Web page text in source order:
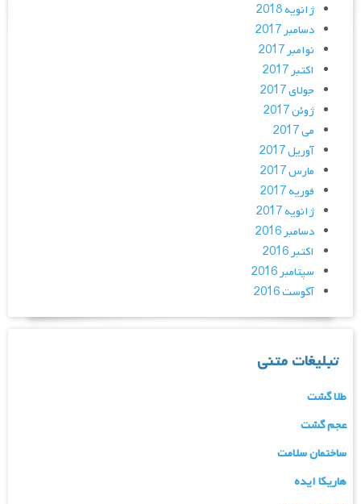
ژانویه 2018
دسامبر 2017
نوامبر 2017
اکتبر 2017
جولای 2017
ژوئن 2017
می 2017
آوریل 2017
مارس 2017
فوریه 2017
ژانویه 2017
دسامبر 2016
اکتبر 2016
سپتامبر 2016
آگوست 2016
تبلیغات متنی
طلا گشت
عجم گشت
ساختمان سلامت
هاریکا ایده